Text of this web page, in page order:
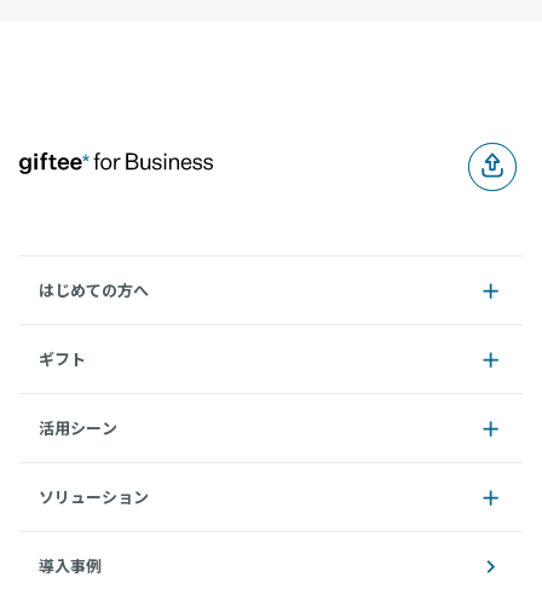
はじめての方へ
ギフト
活用シーン
ソリューション
導入事例